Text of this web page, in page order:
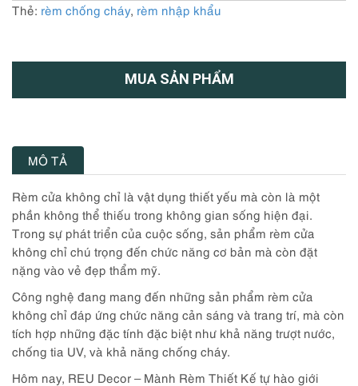
Thẻ: rèm chống cháy, rèm nhập khẩu
MUA SẢN PHẨM
MÔ TẢ
Rèm cửa không chỉ là vật dụng thiết yếu mà còn là một
phần không thể thiếu trong không gian sống hiện đại.
Trong sự phát triển của cuộc sống, sản phẩm rèm cửa
không chỉ chú trọng đến chức năng cơ bản mà còn đặt
nặng vào vẻ đẹp thẩm mỹ.
Công nghệ đang mang đến những sản phẩm rèm cửa
không chỉ đáp ứng chức năng cản sáng và trang trí, mà còn
tích hợp những đặc tính đặc biệt như khả năng trượt nước,
chống tia UV, và khả năng chống cháy.
Hôm nay, REU Decor – Mành Rèm Thiết Kế tự hào giới